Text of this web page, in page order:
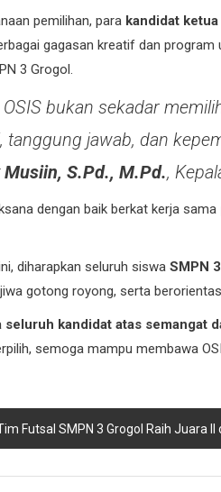
pemilihan, para kandidat
gagasan kreatif dan
3 Grogol.
OSIS bukan sekadar
tanggung jawab, dan
Musiin, S.Pd., M.Pd.,
dengan baik berkat kerja sama
diharapkan seluruh siswa SMPN
gotong royong, serta
seluruh kandidat atas semangat
semoga mampu membawa
Futsal SMPN 3 Grogol Raih Juara II dan Top Score di Smadela Cup